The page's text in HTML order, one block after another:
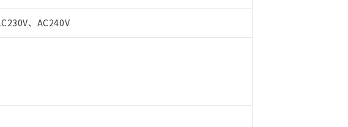
、AC240V
ただき、同意のうえご利用ください。
指令（10物質）の非含有に対応した製品が提供可能な商品です。
指令（10物質）の非含有に対応した製品に切り替える予定のある商品です。
指令（10物質）の非含有に非対応の商品で、対応品を出す予定はありません。
指令（10物質）の非含有の対応状況を調査中または確認中の商品です。
ス料など無形物で、有害物質有無と関係のない商品です。
り、非含有部品としていたものが、含有品と判明した場合などやむを得ず変更すること
銀(Hg) 1000ppm以下、 カドミウム(Cd) 100ppm以下、
表
含有率が中国RoHSの基準値以下であることを示します。
含有率が中国RoHSの基準値を超えていることを示します。
当社販売部門へお問い合わせください。